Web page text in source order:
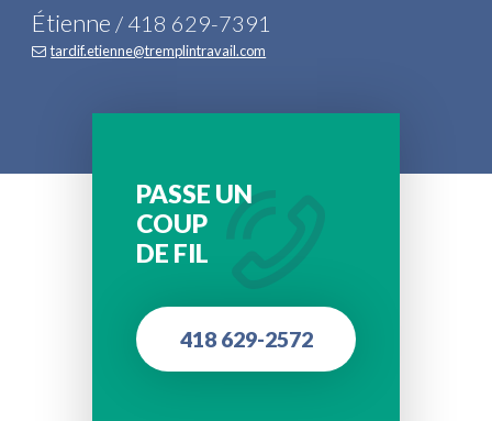
Étienne / 418 629-7391
 tardif.etienne@tremplintravail.com
PASSE UN
COUP
DE FIL
418 629-2572